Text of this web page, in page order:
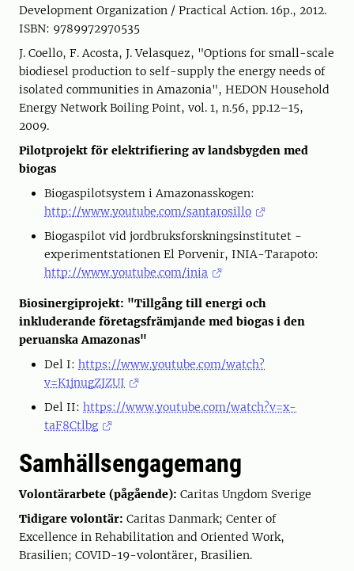
Development Organization / Practical Action. 16p., 2012.
ISBN: 9789972970535
J. Coello, F. Acosta, J. Velasquez, "Options for small-scale
biodiesel production to self-supply the energy needs of
isolated communities in Amazonia", HEDON Household
Energy Network Boiling Point, vol. 1, n.56, pp.12–15,
2009.
Pilotprojekt för elektrifiering av landsbygden med
biogas
Biogaspilotsystem i Amazonasskogen:
http://www.youtube.com/santarosillo
Biogaspilot vid jordbruksforskningsinstitutet -
experimentstationen El Porvenir, INIA-Tarapoto:
http://www.youtube.com/inia
Biosinergiprojekt: "Tillgång till energi och
inkluderande företagsfrämjande med biogas i den
peruanska Amazonas"
Del I: https://www.youtube.com/watch?
v=K1jnugZJZUI
Del II: https://www.youtube.com/watch?v=x-
taF8Ctlbg
Samhällsengagemang
Volontärarbete (pågående): Caritas Ungdom Sverige
Tidigare volontär: Caritas Danmark; Center of
Excellence in Rehabilitation and Oriented Work,
Brasilien; COVID-19-volontärer, Brasilien.